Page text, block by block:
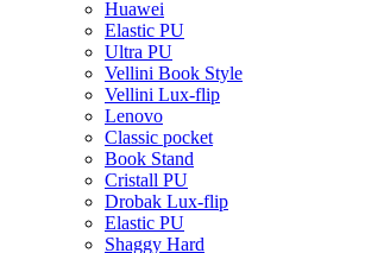
Huawei
Elastic PU
Ultra PU
Vellini Book Style
Vellini Lux-flip
Lenovo
Classic pocket
Book Stand
Cristall PU
Drobak Lux-flip
Elastic PU
Shaggy Hard